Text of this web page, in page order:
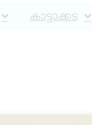
കാട്ടാക്കട